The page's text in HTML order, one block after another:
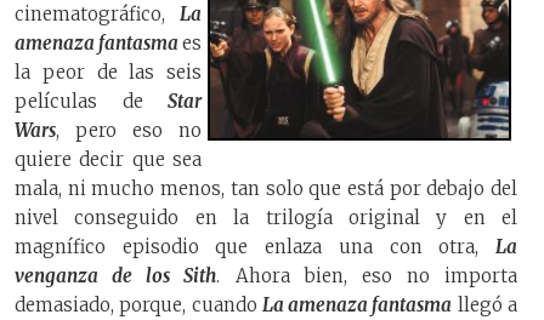
cinematográfico, La
amenaza fantasma es
la peor de las seis
películas de Star
Wars, pero eso no
quiere decir que sea
mala, ni mucho menos, tan solo que está por debajo del
nivel conseguido en la trilogía original y en el
magnífico episodio que enlaza una con otra, La
venganza de los Sith. Ahora bien, eso no importa
demasiado, porque, cuando La amenaza fantasma llegó a